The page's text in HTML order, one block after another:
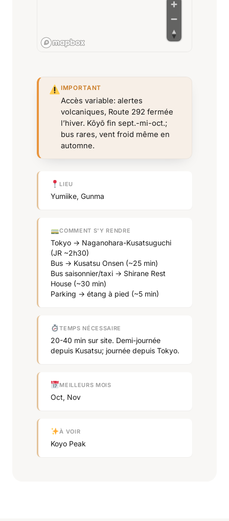
IMPORTANT
Accès variable: alertes
volcaniques, Route 292 fermée
l’hiver. Kōyō fin sept.-mi-oct.;
bus rares, vent froid même en
automne.
LIEU
Yumiike, Gunma
COMMENT S'Y RENDRE
Tokyo → Naganohara-Kusatsuguchi
(JR ~2h30)
Bus → Kusatsu Onsen (~25 min)
Bus saisonnier/taxi → Shirane Rest
House (~30 min)
Parking → étang à pied (~5 min)
TEMPS NÉCESSAIRE
20-40 min sur site. Demi-journée
depuis Kusatsu; journée depuis Tokyo.
MEILLEURS MOIS
Oct, Nov
À VOIR
Koyo Peak